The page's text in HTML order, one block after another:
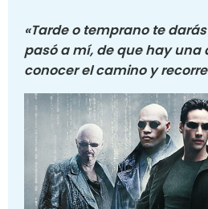
«Tarde o temprano te
pasó a mí, de que hay una
conocer el camino y